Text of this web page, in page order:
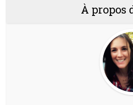
À propos